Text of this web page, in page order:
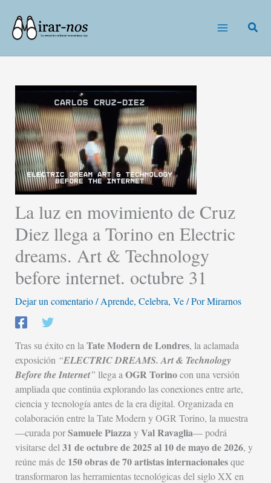
contenido
La luz en movimiento de Cruz
Diez llega a Torino en Electric
dreams. Art & Technology
before internet. octubre 31
Dejar un comentario /Aprende, Celebra, Ve/ PorMirarnos
Tras su éxito en la Tate Modern de Londres, la aclamada
exposición “ELECTRIC DREAMS. Art & Technology
Before the Internet” llega a OGR Torinocon una versión
ampliada que continúa explorando las conexiones entre arte,
ciencia y tecnología antes de la era digital. Organizada en
colaboración entre la Tate Modern y OGR Torino, la muestra
—curada porSamuele Piazza yVal Ravaglia— podrá
visitarse del 31 de octubre de 2025 al 10 de mayo de 2026, y
reúne más de 150 obras de 70 artistas internacionalesque
transformaron las herramientas tecnológicas del siglo XX en